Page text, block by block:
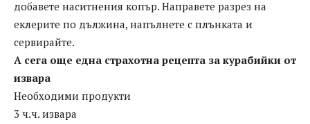
добавете наситнения копър. Направете разрез на
еклерите по дължина, напълнете с плънката и
сервирайте.
А сега още една страхотна рецепта за курабийки от
извара
Необходими продукти
3 ч.ч. извара